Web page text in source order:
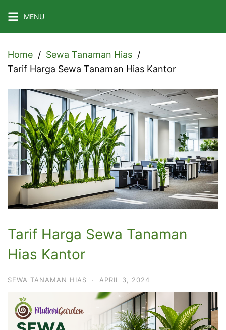
to
MENU
Home
Sewa Tanaman Hias
Tarif Harga Sewa Tanaman Hias Kantor
Tarif Harga Sewa Tanaman
Hias Kantor
SEWA TANAMAN HIAS · APRIL 3, 2024